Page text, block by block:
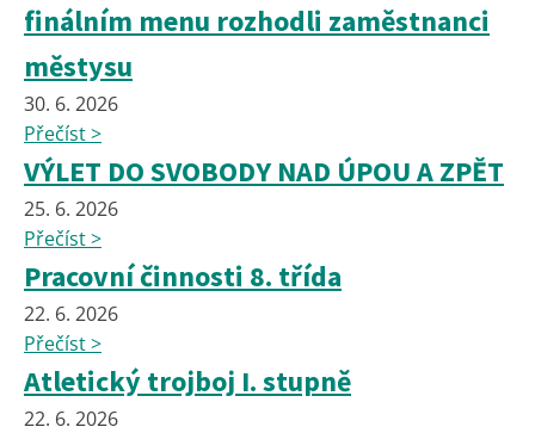
finálním menu rozhodli zaměstnanci
městysu
30. 6. 2026
Přečíst >
VÝLET DO SVOBODY NAD ÚPOU A ZPĚT
25. 6. 2026
Přečíst >
Pracovní činnosti 8. třída
22. 6. 2026
Přečíst >
Atletický trojboj I. stupně
22. 6. 2026